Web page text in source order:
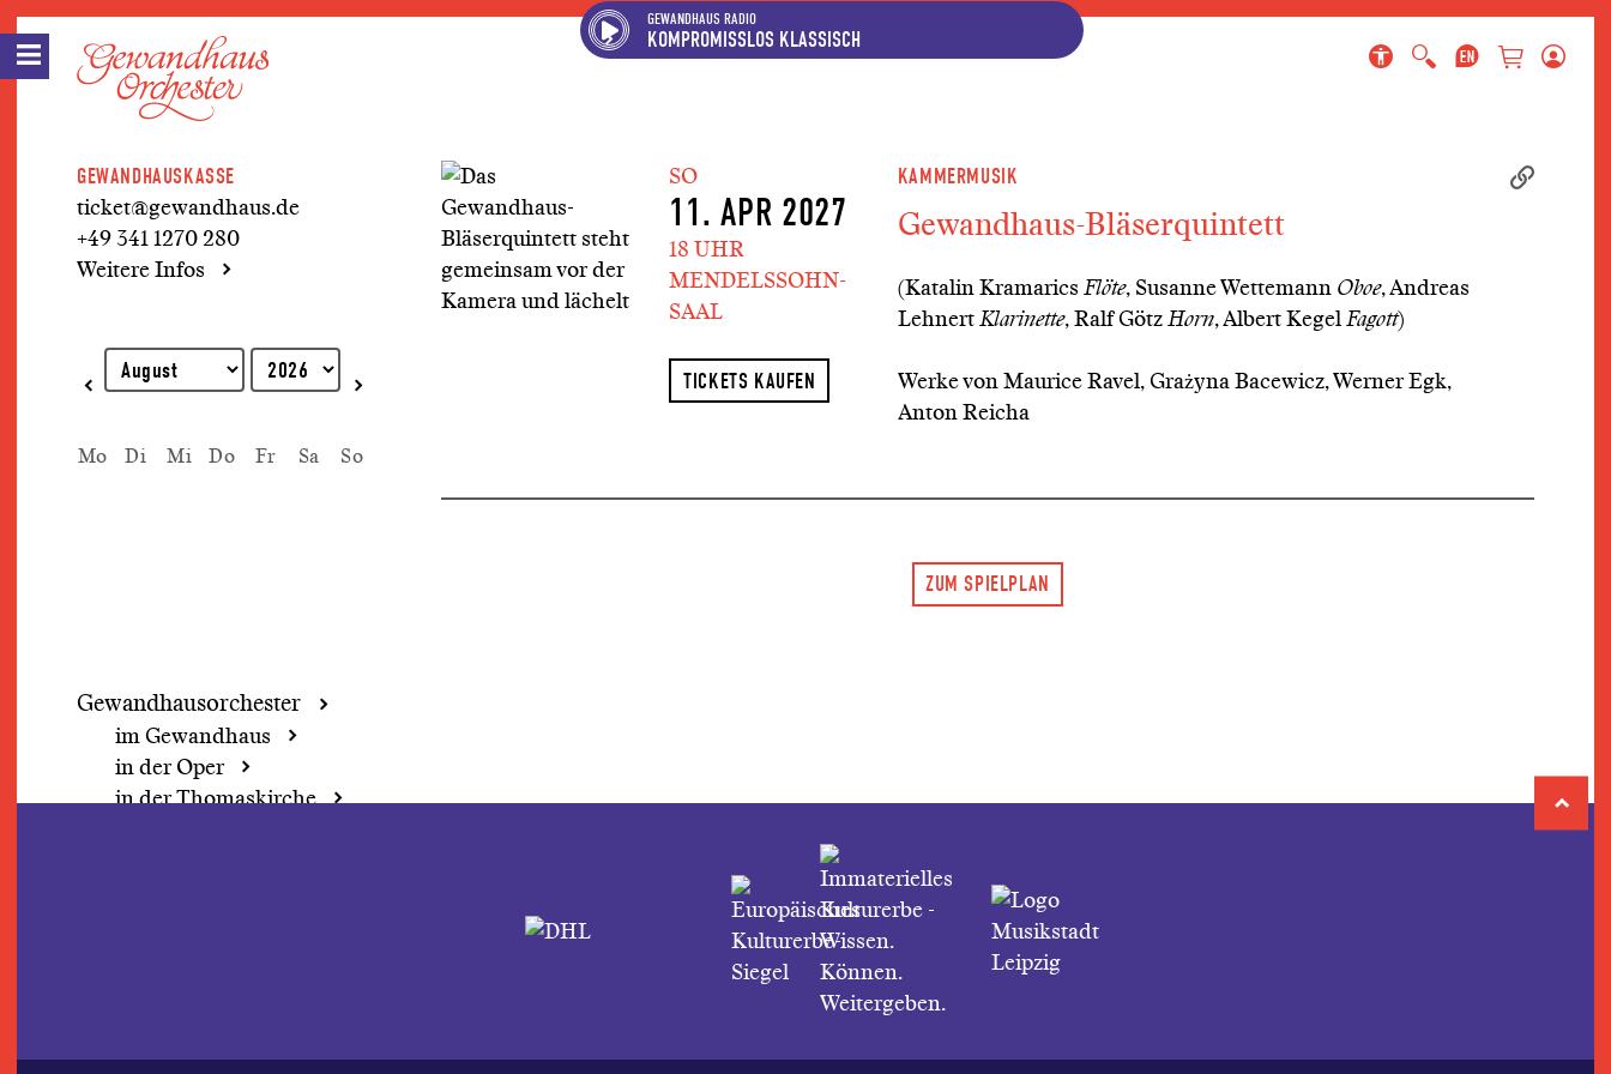
Hauptregion der Seite anspringen
Spielplan-Kalender anspringen
Genre-Navigation anspringen
GEWANDHAUS RADIO
KOMPROMISSLOS KLASSISCH
GEWANDHAUSKASSE
ticket@gewandhaus.de
+49 341 1270 280
Weitere Infos
Erklärung zur Tastaturbedienung
Mo Di Mi Do Fr Sa So
Gewandhaus­orchester
im Gewandhaus
in der Oper
in der Thomaskirche
SO
11. APR 2027
18 UHR
MENDELSSOHN-
SAAL
TICKETS KAUFEN
KAMMERMUSIK
Gewandhaus-Bläserquintett
(Katalin Kramarics Flöte, Susanne Wettemann Oboe, Andreas
LehnertKlarinette, Ralf GötzHorn, Albert KegelFagott)
Werke von Maurice Ravel, Grażyna Bacewicz, Werner Egk,
Anton Reicha
ZUM SPIELPLAN